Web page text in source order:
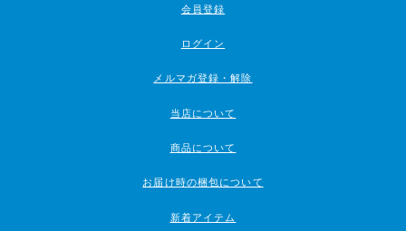
会員登録
ログイン
メルマガ登録・解除
当店について
商品について
お届け時の梱包について
新着アイテム